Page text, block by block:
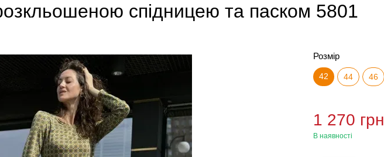
спідницею та паском 5801
Розмір
42 44 46
1 270 грн
В наявності